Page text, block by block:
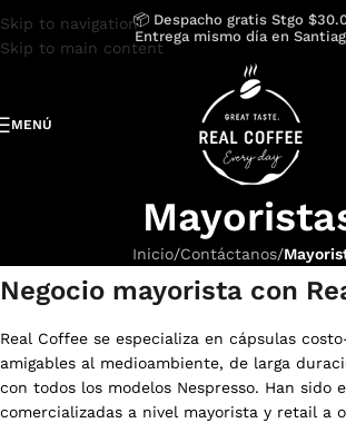
Skip to navigation
Skip to main content
📦 Despacho gratis Stgo
Entrega mismo día en
MENÚ
Inicio/Contáctanos/
Negocio mayorista con
Real Coffee se especializa en cápsulas
amigables al medioambiente, de larga
con todos los modelos Nespresso. Han sido
comercializadas a nivel mayorista y retail a